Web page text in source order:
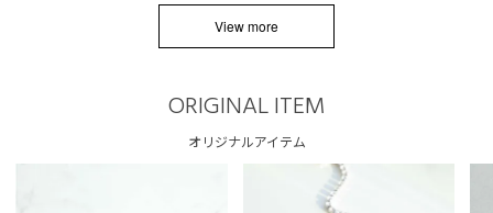
View more
ORIGINAL ITEM
オリジナルアイテム